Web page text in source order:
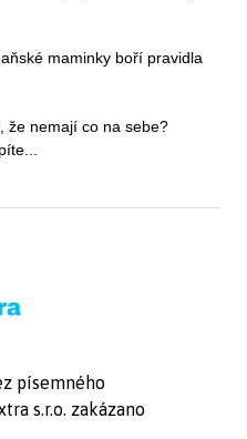
maminky boří pravidla
že nemají co na sebe?
písemného
s.r.o. zakázano